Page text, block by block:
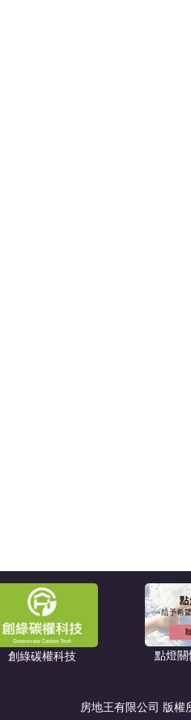
創綠碳權科技 點燈關
房地王有限公司 版權